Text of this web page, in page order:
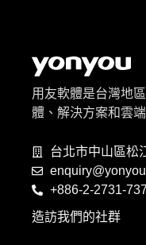
用友軟體是台灣地
體、解決方案和雲
台北市中山區松
+886-2-2731-
造訪我們的社群